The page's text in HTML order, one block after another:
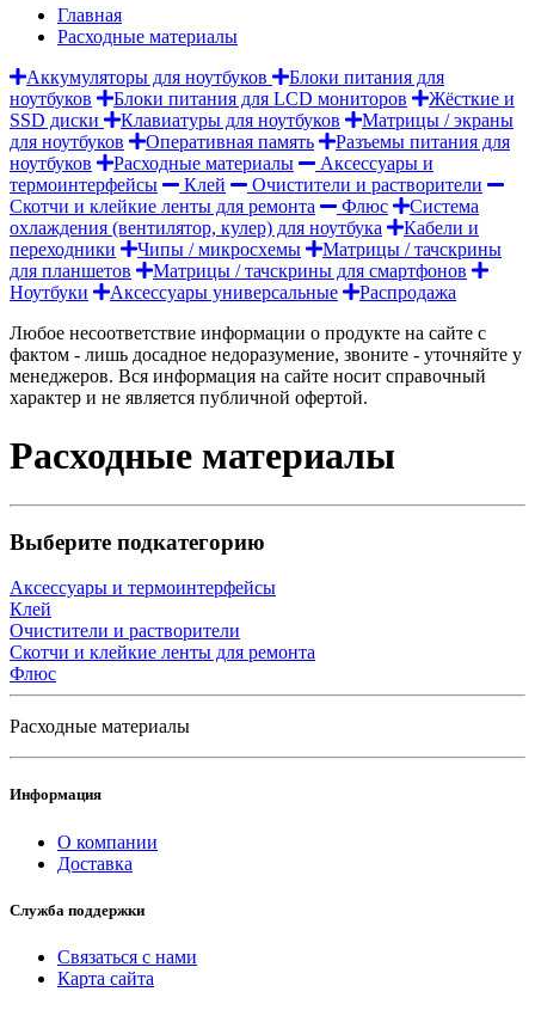
Главная
Расходные материалы
Аккумуляторы для ноутбуков
Блоки питания для
ноутбуков
Блоки питания для LCD мониторов
Жёсткие и
SSD диски
Клавиатуры для ноутбуков
Матрицы / экраны
для ноутбуков
Оперативная память
Разъемы питания для
ноутбуков
Расходные материалы
Аксессуары и
термоинтерфейсы
Клей
Очистители и растворители
Скотчи и клейкие ленты для ремонта
Флюс
Система
охлаждения (вентилятор, кулер) для ноутбука
Кабели и
переходники
Чипы / микросхемы
Матрицы / тачскрины
для планшетов
Матрицы / тачскрины для смартфонов
Ноутбуки
Аксессуары универсальные
Распродажа
Любое несоответствие информации о продукте на сайте с
фактом - лишь досадное недоразумение, звоните - уточняйте у
менеджеров. Вся информация на сайте носит справочный
характер и не является публичной офертой.
Расходные материалы
Выберите подкатегорию
Аксессуары и термоинтерфейсы
Клей
Очистители и растворители
Скотчи и клейкие ленты для ремонта
Флюс
Расходные материалы
Информация
О компании
Доставка
Служба поддержки
Связаться с нами
Карта сайта